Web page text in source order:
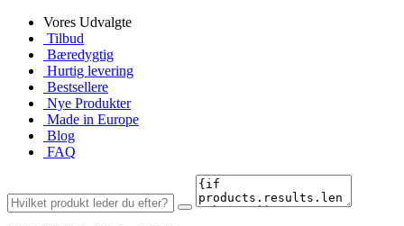
Vores Udvalgte
Tilbud
Bæredygtig
Hurtig levering
Bestsellere
Nye Produkter
Made in Europe
Blog
FAQ